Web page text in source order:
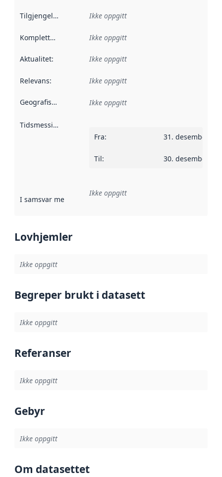
Tilgjengelighet Ikke oppgitt
Kompletthet Ikke oppgitt
Aktualitet: Ikke oppgitt
Relevans: Ikke oppgitt
Geografisk avgrensning :
Ikke oppgitt
Tidsmessig avgrensning
Fra: 31. desember
Til: 30. desember
I samsvar med Referanse til en implementasjonsregel
Ikke oppgitt
Lovhjemler
Ikke oppgitt
Begreper brukt i datasett
Ikke oppgitt
Referanser
Ikke oppgitt
Gebyr
Ikke oppgitt
Om datasettet